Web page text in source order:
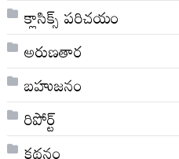
క్లాసిక్స్ ప‌రిచ‌యం
అరుణతార
బహుజనం
రిపోర్ట్
కథనం